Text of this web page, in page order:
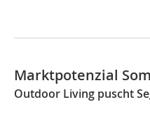
Marktpotenzial
Outdoor Living puscht